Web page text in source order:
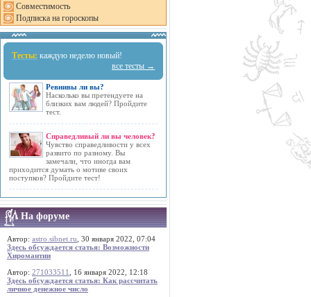
Совместимость
Подписка на гороскопы
Тесты: каждую неделю новый!
все тесты →
Ревнивы ли вы?
Насколько вы претендуете на
близких вам людей? Пройдите
тест.
Справедливый ли вы человек?
Чувство справедливости у всех
развито по разному. Вы
замечали, что иногда вам
приходится думать о мотиве своих
поступков? Пройдите тест!
На форуме
Автор: astro.sibnet.ru , 30 января 2022, 07:04
Здесь обсуждается статья: Возможности
Хиромантии
Автор: 271033511
, 16 января 2022, 12:18
Здесь обсуждается статья: Как рассчитать
личное денежное число